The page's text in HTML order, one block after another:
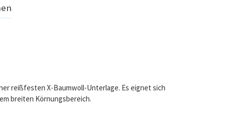
reißfesten X-Baumwoll-Unterlage. Es eignet sich
breiten Körnungsbereich.